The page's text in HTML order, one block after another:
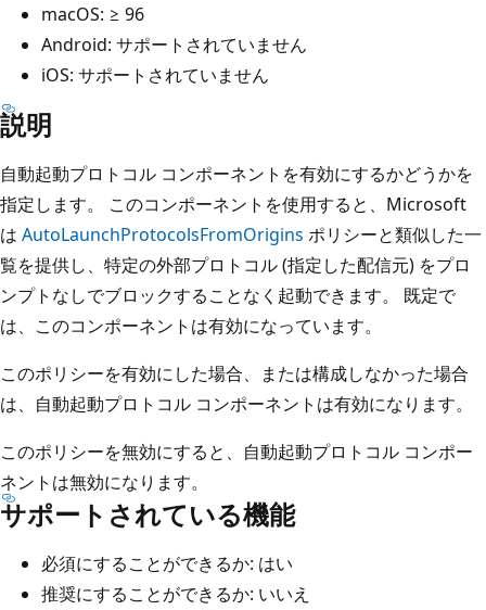
macOS: ≥ 96
Android: サポートされていません
iOS: サポートされていません
説明
自動起動プロトコル コンポーネントを有効にするかどうかを
指定します。 このコンポーネントを使用すると、Microsoft
は AutoLaunchProtocolsFromOrigins ポリシーと類似した一
覧を提供し、特定の外部プロトコル (指定した配信元) をプロ
ンプトなしでブロックすることなく起動できます。 既定で
は、このコンポーネントは有効になっています。
このポリシーを有効にした場合、または構成しなかった場合
は、自動起動プロトコル コンポーネントは有効になります。
このポリシーを無効にすると、自動起動プロトコル コンポー
ネントは無効になります。
サポートされている機能
必須にすることができるか: はい
推奨にすることができるか: いいえ